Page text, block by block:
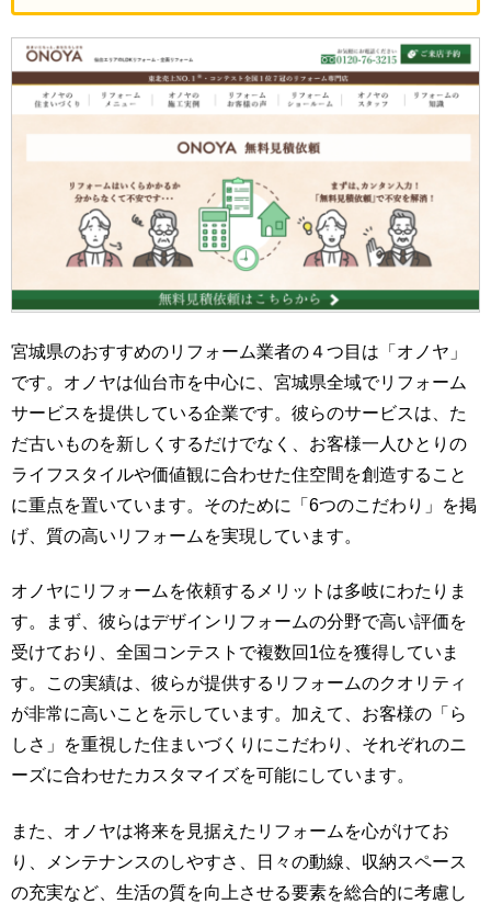
宮城県のおすすめのリフォーム業者の４つ目は「オノヤ」
です。オノヤは仙台市を中心に、宮城県全域でリフォーム
サービスを提供している企業です。彼らのサービスは、た
だ古いものを新しくするだけでなく、お客様一人ひとりの
ライフスタイルや価値観に合わせた住空間を創造すること
に重点を置いています。そのために「6つのこだわり」を掲
げ、質の高いリフォームを実現しています。
オノヤにリフォームを依頼するメリットは多岐にわたりま
す。まず、彼らはデザインリフォームの分野で高い評価を
受けており、全国コンテストで複数回1位を獲得していま
す。この実績は、彼らが提供するリフォームのクオリティ
が非常に高いことを示しています。加えて、お客様の「ら
しさ」を重視した住まいづくりにこだわり、それぞれのニ
ーズに合わせたカスタマイズを可能にしています。
また、オノヤは将来を見据えたリフォームを心がけてお
り、メンテナンスのしやすさ、日々の動線、収納スペース
の充実など、生活の質を向上させる要素を総合的に考慮し